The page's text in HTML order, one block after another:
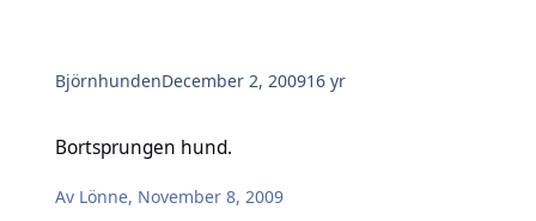
BjörnhundenDecember 2, 200916 yr
Bortsprungen hund.
Av Lönne, November 8, 2009